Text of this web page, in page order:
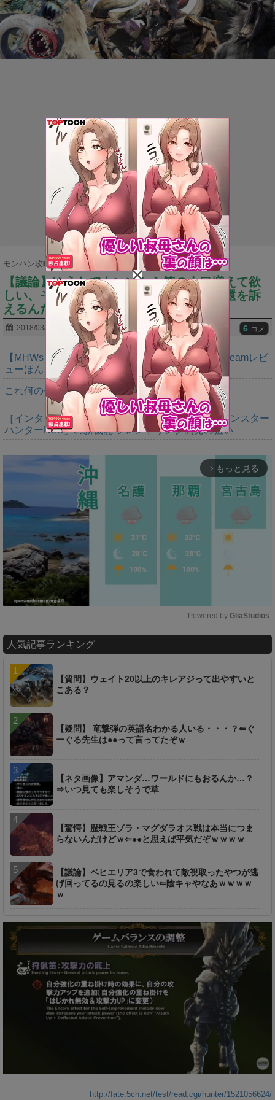
モンハン攻略まとめ隊 > ネタ・雑談
【議論】ゆうたでもいいから笛の人口増えて欲
しい、そして声を大にして移動速度の返還を訴
えるんだ…ｗｗｗｗ
2018/03/15 6 コメ
【MHWs】正論パンチからキツい皮肉まで書けるSteamレビ
ューほんと好き
これ何のモンスターなのか未だにわからん
［インタビュー］距離を超えて，一緒に狩る。「モンスター
ハンターNow」の新機能 フレンドリンク開発の狙い
arrow_forward_ios もっと見る
u
e
Powered by GliaStudios
人気記事ランキング
【質問】ウェイト20以上のキレアジって出やすいと
こある？
【疑問】 竜撃弾の英語名わかる人いる・・・？⇐ぐ
ーぐる先生は●●って言ってたぞｗ
【ネタ画像】アマンダ…ワールドにもおるんか…？
⇒いつ見ても楽しそうで草
【驚愕】歴戦王ゾラ・マグダラオス戦は本当につま
らないんだけどｗ⇐●●と思えば平気だぞｗｗｗｗ
【議論】ベヒエリア3で食われて敵視取ったやつが逃
げ回ってるの見るの楽しい⇐陰キャやなあｗｗｗｗ
ｗ
http://fate.5ch.net/test/read.cgi/hunter/1521056624/